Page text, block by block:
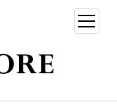
ouvrir
menu